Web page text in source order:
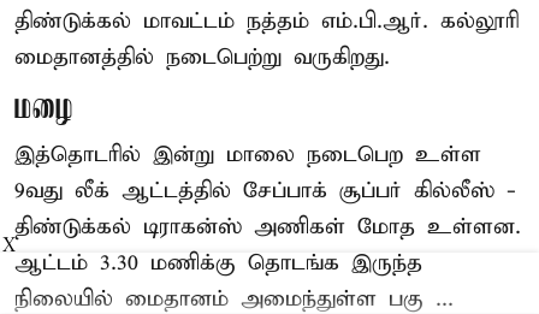
திண்டுக்கல் மாவட்டம் நத்தம் எம்.பி.ஆர். கல்லூரி
மைதானத்தில் நடைபெற்று வருகிறது.
மழை
இத்தொடரில் இன்று மாலை நடைபெற உள்ள
9வது லீக் ஆட்டத்தில் சேப்பாக் சூப்பர் கில்லீஸ் -
திண்டுக்கல் டிராகன்ஸ் அணிகள் மோத உள்ளன.
ஆட்டம் 3.30 மணிக்கு தொடங்க இருந்த
நிலையில் மைதானம் அமைந்துள்ள பகு ...
X